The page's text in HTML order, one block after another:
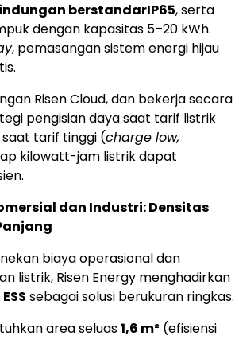
berstandarIP65, serta
dengan kapasitas 5–20 kWh.
, pemasangan sistem energi hijau
Risen Cloud, dan bekerja secara
pengisian daya saat tarif listrik
tarif tinggi (charge low,
kilowatt-jam listrik dapat
dan Industri: Densitas
biaya operasional dan
listrik, Risen Energy menghadirkan
sebagai solusi berukuran ringkas.
area seluas1,6 m² (efisiensi